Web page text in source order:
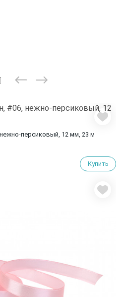
персиковый, 12 мм, 23 м
Купить